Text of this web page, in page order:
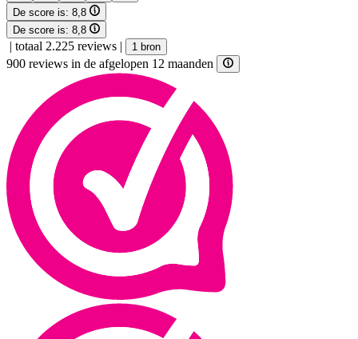
De score is: 8,8
De score is: 8,8
| totaal 2.225 reviews | 1 bron
900 reviews in de afgelopen 12 maanden